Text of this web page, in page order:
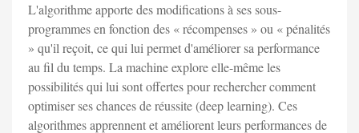
L'algorithme apporte des modifications à ses sous-
programmes en fonction des « récompenses » ou « pénalités
» qu'il reçoit, ce qui lui permet d'améliorer sa performance
au fil du temps. La machine explore elle-même les
possibilités qui lui sont offertes pour rechercher comment
optimiser ses chances de réussite (deep learning). Ces
algorithmes apprennent et améliorent leurs performances de